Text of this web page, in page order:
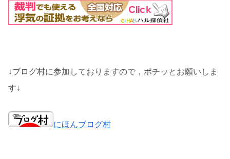
↓ブログ村に参加しておりますので，ポチッとお願いしま
す↓
にほんブログ村